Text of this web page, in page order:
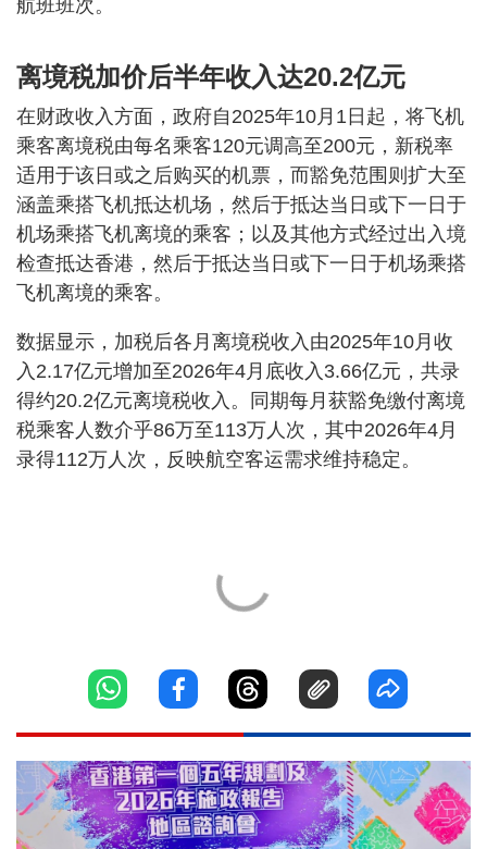
航班班次。
离境税加价后半年收入达20.2亿元
在财政收入方面，政府自2025年10月1日起，将飞机
乘客离境税由每名乘客120元调高至200元，新税率
适用于该日或之后购买的机票，而豁免范围则扩大至
涵盖乘搭飞机抵达机场，然后于抵达当日或下一日于
机场乘搭飞机离境的乘客；以及其他方式经过出入境
检查抵达香港，然后于抵达当日或下一日于机场乘搭
飞机离境的乘客。
数据显示，加税后各月离境税收入由2025年10月收
入2.17亿元增加至2026年4月底收入3.66亿元，共录
得约20.2亿元离境税收入。同期每月获豁免缴付离境
税乘客人数介乎86万至113万人次，其中2026年4月
录得112万人次，反映航空客运需求维持稳定。